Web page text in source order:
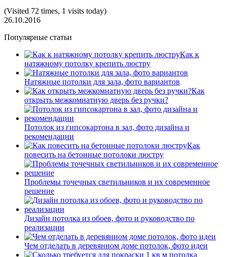
(Visited 72 times, 1 visits today)
26.10.2016
Популярные статьи
Как к
натяжному потолку крепить люстру
Натяжные потолки для зала, фото вариантов
Как
открыть межкомнатную дверь без ручки?
Потолок из гипсокартона в зал, фото дизайна и
рекомендации
Как
повесить на бетонные потолоки люстру
Проблемы точечных светильников и их современное
решение
Дизайн потолка из обоев, фото и руководство по
реализации
Чем отделать в деревянном доме потолок, фото идеи